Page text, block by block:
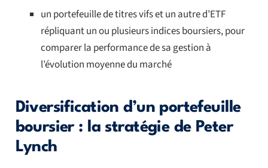
un portefeuille de titres vifs et un autre d’ETF
répliquant un ou plusieurs indices boursiers, pour
comparer la performance de sa gestion à
l’évolution moyenne du marché
Diversification d’un portefeuille
boursier : la stratégie de Peter
Lynch